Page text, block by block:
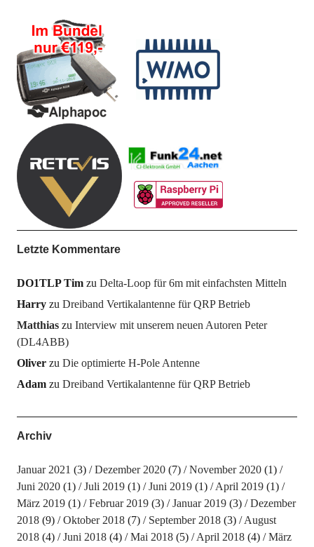
Letzte Kommentare
DO1TLP Timzu Delta-Loop für 6m mit einfachsten Mitteln
Harryzu Dreiband Vertikalantenne für QRP Betrieb
Matthiaszu Interview mit unserem neuen Autoren Peter
(DL4ABB)
Oliverzu Die optimierte H-Pole Antenne
Adamzu Dreiband Vertikalantenne für QRP Betrieb
Archiv
Januar 2021 (3) Dezember 2020(7) November 2020(1)
Juni 2020(1) Juli 2019(1) Juni 2019(1) April 2019(1)
März 2019(1) Februar 2019(3) Januar 2019(3)
Dezember
2018(9) Oktober 2018(7) September 2018(3)
August
2018(4) Juni 2018(4) Mai 2018(5) April 2018(4)
März